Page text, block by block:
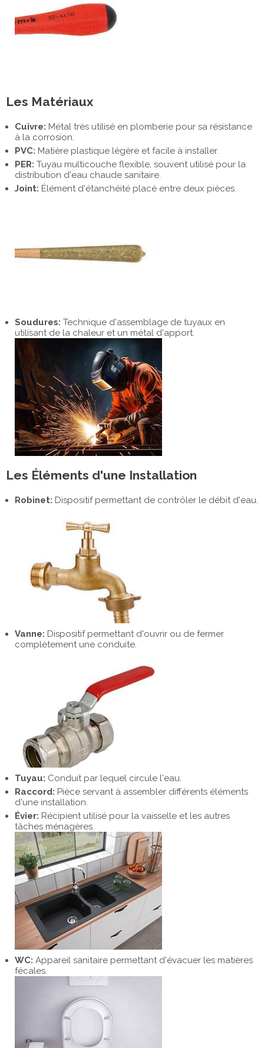
Les Matériaux
Cuivre: Métal très utilisé en plomberie pour sa résistance
à la corrosion.
PVC: Matière plastique légère et facile à installer.
PER: Tuyau multicouche flexible, souvent utilisé pour la
distribution d'eau chaude sanitaire.
Joint: Élément d'étanchéité placé entre deux pièces.
Soudures: Technique d'assemblage de tuyaux en
utilisant de la chaleur et un métal d'apport.
Les Éléments d'une Installation
Robinet: Dispositif permettant de contrôler le débit d'eau.
Vanne: Dispositif permettant d'ouvrir ou de fermer
complètement une conduite.
Tuyau: Conduit par lequel circule l'eau.
Raccord: Pièce servant à assembler différents éléments
d'une installation.
Évier: Récipient utilisé pour la vaisselle et les autres
tâches ménagères.
WC: Appareil sanitaire permettant d'évacuer les matières
fécales.